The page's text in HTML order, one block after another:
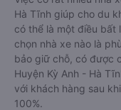
Hà Tĩnh giúp cho du
có thể là một điều bất
chọn nhà xe nào là
bảo giữ chỗ, có được
Huyện Kỳ Anh - Hà
với khách hàng sau
100%.